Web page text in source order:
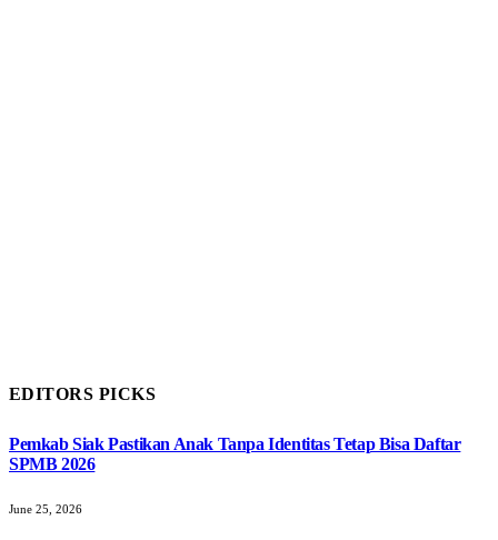
EDITORS PICKS
Pemkab Siak Pastikan Anak Tanpa Identitas Tetap Bisa Daftar
SPMB 2026
June 25, 2026